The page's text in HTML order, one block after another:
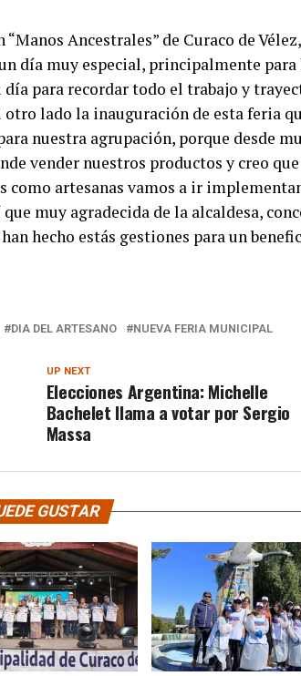
Ancestrales” de Curaco de Vélez,
día muy especial, principalmente para
día para recordar todo el trabajo y
otro lado la inauguración de esta feria
nuestra agrupación, porque desde
vender nuestros productos y creo
como artesanas vamos a ir
muy agradecida de la alcaldesa,
hecho estás gestiones para un
DIA DEL ARTESANO NUEVA FERIA MUNICIPAL
UP NEXT
Elecciones Argentina: Michelle
Bachelet llama a votar por Sergio
Massa
GUSTAR